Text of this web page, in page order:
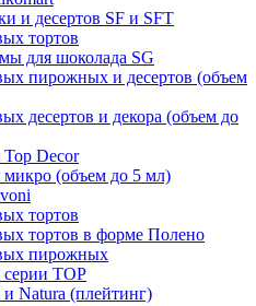
и десертов SF и SFT
тортов
для шоколада SG
пирожных и десертов (объем
десертов и декора (объем до
Decor
(объем до 5 мл)
тортов
тортов в форме Полено
пирожных
TOP
Natura (плейтинг)